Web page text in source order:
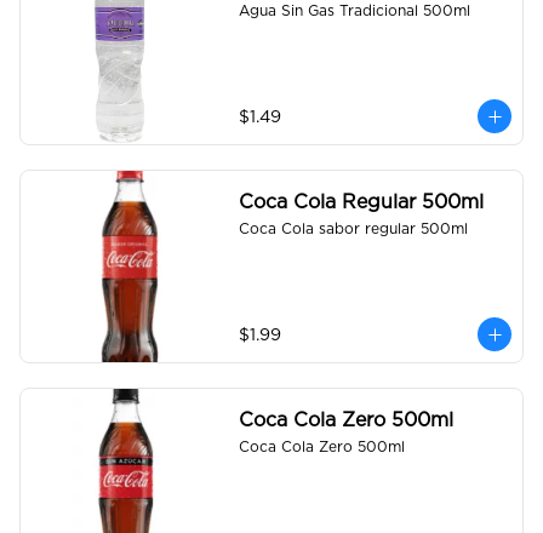
Agua Sin Gas Tradicional 500ml
$1.49
Coca Cola Regular 500ml
Coca Cola sabor regular 500ml
$1.99
Coca Cola Zero 500ml
Coca Cola Zero 500ml